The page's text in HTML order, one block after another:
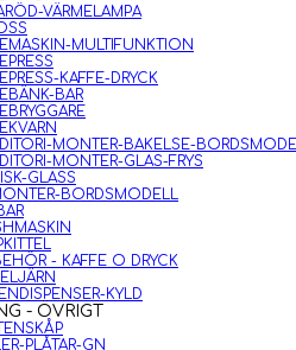
VÄRMELAMPA
MULTIFUNKTION
KAFFE-DRYCK
BAR
MONTER-BAKELSE-
MONTER-GLAS-FRYS
GLASS
BORDSMODELL
- KAFFE O DRYCK
KYLD
- ÖVRIGT
PLÅTAR-GN